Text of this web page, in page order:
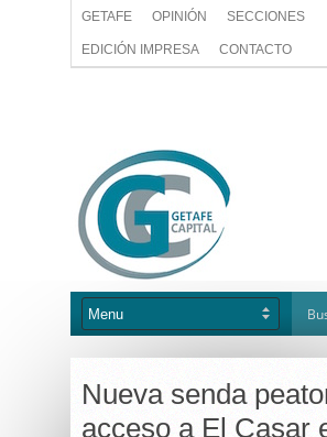
GETAFE OPINIÓN SECCIONES
EDICIÓN IMPRESA CONTACTO
Nueva senda
acceso a El Casar